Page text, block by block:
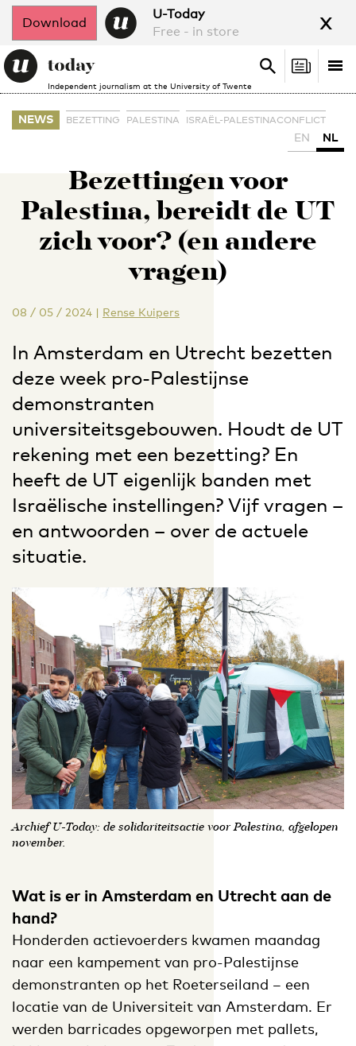
Download
U-Today
Free - in store
x
Independent journalism at the University of Twente
Search
Search
NEWS BEZETTING PALESTINA ISRAËL-PALESTINACONFLICT
EN NL
Bezettingen voor
Palestina, bereidt de UT
zich voor? (en andere
vragen)
08 / 05 / 2024 | Rense Kuipers
In Amsterdam en Utrecht bezetten
deze week pro-Palestijnse
demonstranten
universiteitsgebouwen. Houdt de UT
rekening met een bezetting? En
heeft de UT eigenlijk banden met
Israëlische instellingen? Vijf vragen –
en antwoorden – over de actuele
situatie.
Archief U-Today: de solidariteitsactie voor Palestina, afgelopen
november.
Wat is er in Amsterdam en Utrecht aan de
hand?
Honderden actievoerders kwamen maandag
naar een kampement van pro-Palestijnse
demonstranten op het Roeterseiland – een
locatie van de Universiteit van Amsterdam. Er
werden barricades opgeworpen met pallets,